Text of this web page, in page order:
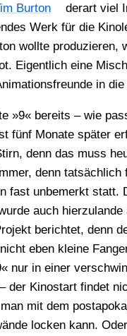
Bur­ton
der­art viel
Werk für die
woll­te pro­du­zie­ren,
Eigent­lich eine
in
»9« bereits – wie
fünf Mona­te spä­ter
denn das muss
denn
fast unbe­merkt statt.
auch
berich­tet, denn
eben klei­ne
nur in einer
der Kino­start fin­det
mit dem
locken kann.